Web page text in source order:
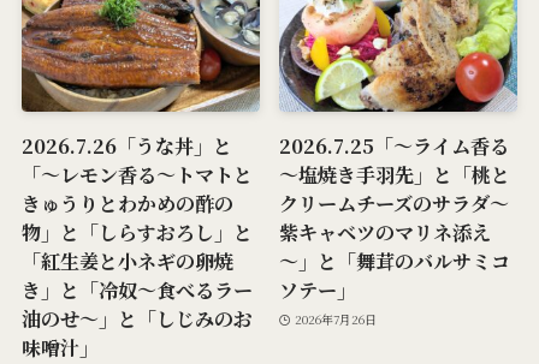
2026.7.26「うな丼」と
「～レモン香る～トマトと
きゅうりとわかめの酢の
物」と「しらすおろし」と
「紅生姜と小ネギの卵焼
き」と「冷奴～食べるラー
油のせ～」と「しじみのお
味噌汁」
2026.7.25「～ライム香る
～塩焼き手羽先」と「桃と
クリームチーズのサラダ～
紫キャベツのマリネ添え
～」と「舞茸のバルサミコ
ソテー」
2026年7月26日